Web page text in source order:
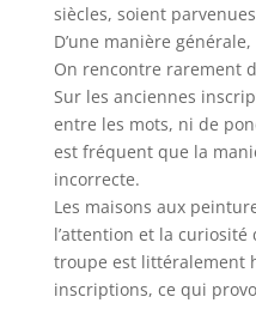
siècles, soient
D’une manière
On rencontre rarement
Sur les anciennes
entre les mots, ni de
est fréquent que la
incorrecte.
Les maisons aux
l’attention et la
troupe est littéralement
inscriptions, ce qui